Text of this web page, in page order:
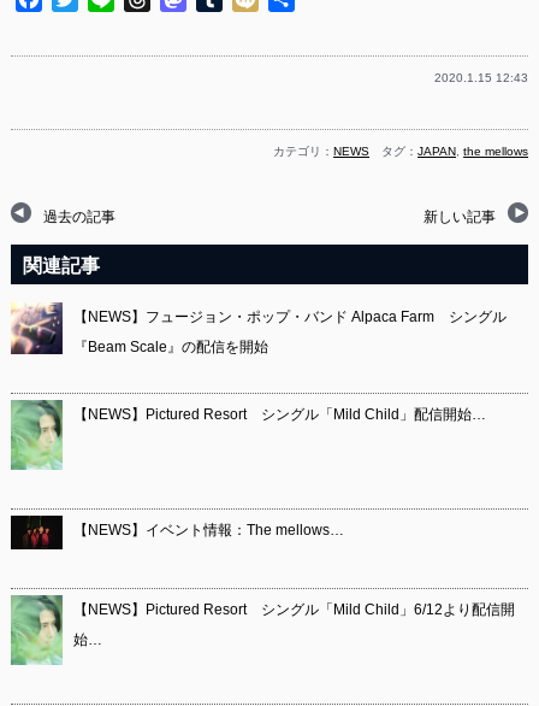
2020.1.15 12:43
カテゴリ： NEWS タグ：JAPAN,the mellows
過去の記事 新しい記事
関連記事
【NEWS】フュージョン・ポップ・バンド Alpaca Farm シングル
『Beam Scale』の配信を開始
【NEWS】Pictured Resort シングル「Mild Child」配信開始…
【NEWS】イベント情報：The mellows…
【NEWS】Pictured Resort シングル「Mild Child」6/12より配信開
始…